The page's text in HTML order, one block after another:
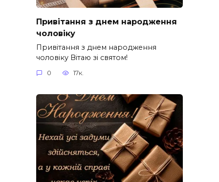
Привітання з днем народження
чоловіку
Привітання з днем народження
чоловіку Вітаю зі святом!
0 17к.